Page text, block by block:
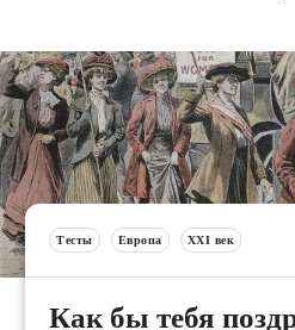
Тесты Европа XXI век
Как бы тебя